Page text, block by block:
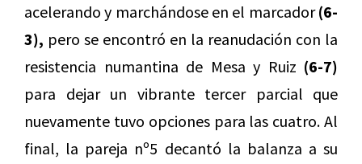
acelerando y marchándose en el marcador(6-
3), pero se encontró en la reanudación con la
resistencia numantina de Mesa y Ruiz (6-7)
para dejar un vibrante tercer parcial que
nuevamente tuvo opciones para las cuatro. Al
final, la pareja nº5 decantó la balanza a su